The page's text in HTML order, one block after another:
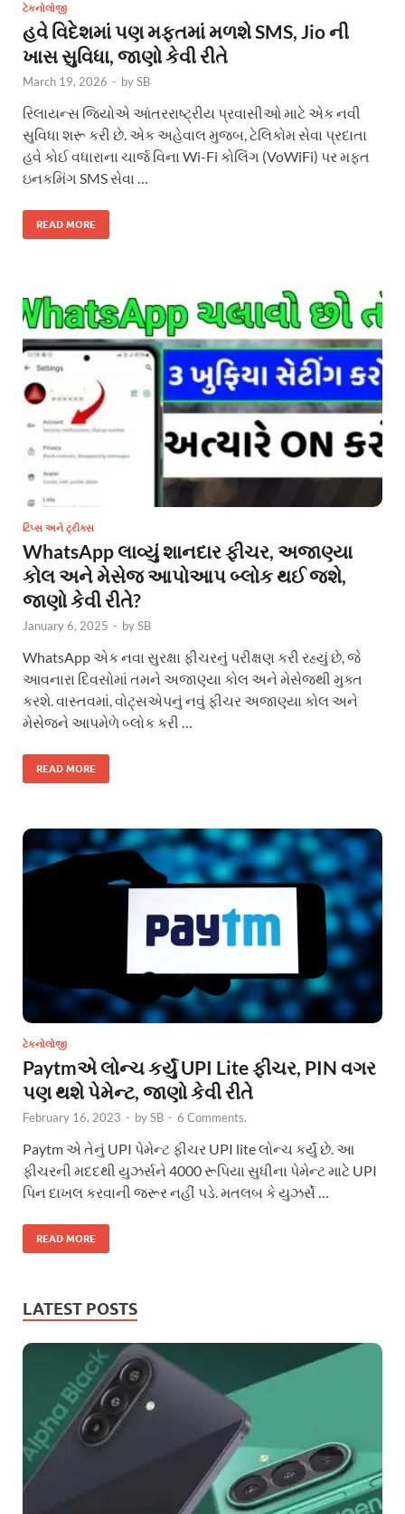
ટેકનોલોજી
હવે વિદેશમાં પણ મફતમાં મળશે SMS, Jio ની
ખાસ સુવિધા, જાણો કેવી રીતે
March 19, 2026 - bySB
રિલાયન્સ જિયોએ આંતરરાષ્ટ્રીય પ્રવાસીઓ માટે એક નવી
સુવિધા શરૂ કરી છે. એક અહેવાલ મુજબ, ટેલિકોમ સેવા પ્રદાતા
હવે કોઈ વધારાના ચાર્જ વિના Wi-Fi કોલિંગ (VoWiFi) પર મફત
ઇનકમિંગ SMS સેવા …
READ MORE
ટિપ્સ અને ટ્રીક્સ
WhatsApp લાવ્યું શાનદાર ફીચર, અજાણ્યા
કોલ અને મેસેજ આપોઆપ બ્લોક થઈ જશે,
જાણો કેવી રીતે?
January 6, 2025 - bySB
WhatsApp એક નવા સુરક્ષા ફીચરનું પરીક્ષણ કરી રહ્યું છે, જે
આવનારા દિવસોમાં તમને અજાણ્યા કોલ અને મેસેજથી મુક્ત
કરશે. વાસ્તવમાં, વોટ્સએપનું નવું ફીચર અજાણ્યા કોલ અને
મેસેજને આપમેળે બ્લોક કરી …
READ MORE
ટેકનોલોજી
Paytmએ લોન્ચ કર્યું UPI Lite ફીચર, PIN વગર
પણ થશે પેમેન્ટ, જાણો કેવી રીતે
February 16, 2023 - bySB - 6 Comments.
Paytm એ તેનું UPI પેમેન્ટ ફીચર UPI lite લોન્ચ કર્યું છે. આ
ફીચરની મદદથી યુઝર્સને 4000 રૂપિયા સુધીના પેમેન્ટ માટે UPI
પિન દાખલ કરવાની જરૂર નહીં પડે. મતલબ કે યુઝર્સે …
READ MORE
LATEST POSTS